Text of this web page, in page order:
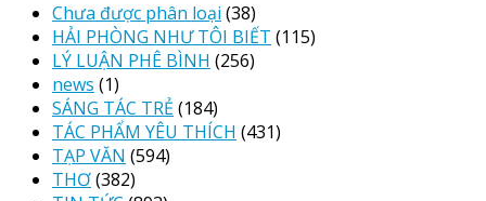
Chưa được phân loại (38)
HẢI PHÒNG NHƯ TÔI BIẾT (115)
LÝ LUẬN PHÊ BÌNH (256)
news (1)
SÁNG TÁC TRẺ (184)
TÁC PHẨM YÊU THÍCH (431)
TẠP VĂN (594)
THƠ(382)